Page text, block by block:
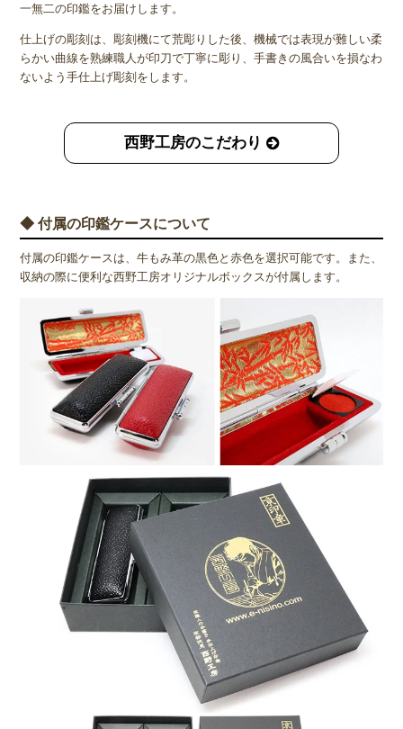
一無二の印鑑をお届けします。
仕上げの彫刻は、彫刻機にて荒彫りした後、機械では表現が難しい柔
らかい曲線を熟練職人が印刀で丁寧に彫り、手書きの風合いを損なわ
ないよう手仕上げ彫刻をします。
西野工房のこだわり
◆ 付属の印鑑ケースについて
付属の印鑑ケースは、牛もみ革の黒色と赤色を選択可能です。また、
収納の際に便利な西野工房オリジナルボックスが付属します。